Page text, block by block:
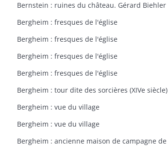
Bernstein : ruines du château. Gérard Biehler
Bergheim : fresques de l'église
Bergheim : fresques de l'église
Bergheim : fresques de l'église
Bergheim : fresques de l'église
Bergheim : tour dite des sorcières (XIVe siècle)
Bergheim : vue du village
Bergheim : vue du village